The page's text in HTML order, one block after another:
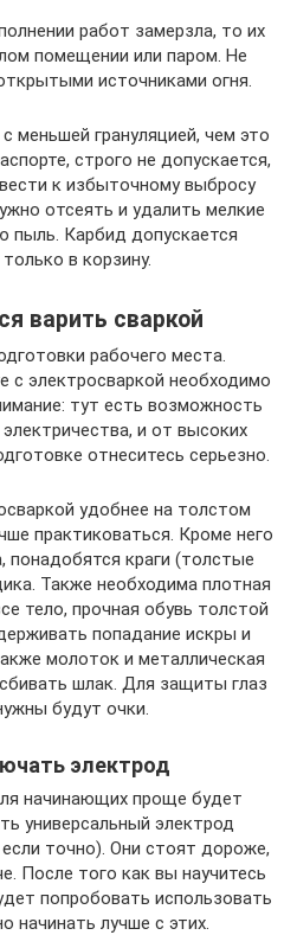
работ замерзла, то их
помещении или паром. Не
источниками огня.
меньшей грануляцией, чем это
строго не допускается,
к избыточному выбросу
отсеять и удалить мелкие
пыль. Карбид допускается
в корзину.
варить сваркой
рабочего места.
с электросваркой необходимо
тут есть возможность
и от высоких
отнеситесь серьезно.
удобнее на толстом
практиковаться. Кроме него
понадобятся краги (толстые
Также необходима плотная
тело, прочная обувь толстой
попадание искры и
молоток и металлическая
шлак. Для защиты глаз
будут очки.
электрод
начинающих проще будет
универсальный электрод
точно). Они стоят дороже,
После того как вы научитесь
попробовать использовать
начинать лучше с этих.